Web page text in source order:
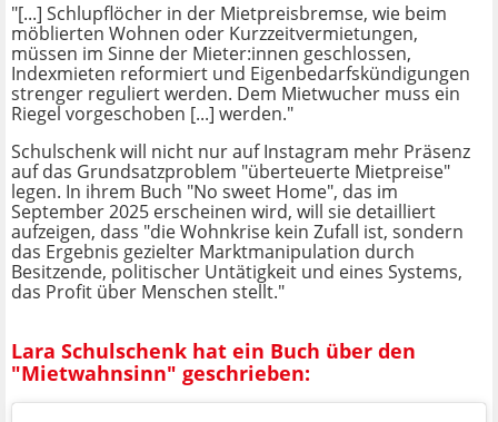
"[...] Schlupflöcher in der Mietpreisbremse, wie beim
möblierten Wohnen oder Kurzzeitvermietungen,
müssen im Sinne der Mieter:innen geschlossen,
Indexmieten reformiert und Eigenbedarfskündigungen
strenger reguliert werden. Dem Mietwucher muss ein
Riegel vorgeschoben [...] werden."
Schulschenk will nicht nur auf Instagram mehr Präsenz
auf das Grundsatzproblem "überteuerte Mietpreise"
legen. In ihrem Buch "No sweet Home", das im
September 2025 erscheinen wird, will sie detailliert
aufzeigen, dass "die Wohnkrise kein Zufall ist, sondern
das Ergebnis gezielter Marktmanipulation durch
Besitzende, politischer Untätigkeit und eines Systems,
das Profit über Menschen stellt."
Lara Schulschenk hat ein Buch über den
"Mietwahnsinn" geschrieben: